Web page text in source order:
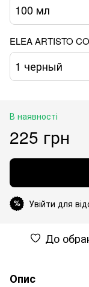
100 мл
ELEA ARTISTO
1 черный
В наявності
225 грн
% Увійти для
До
Опис